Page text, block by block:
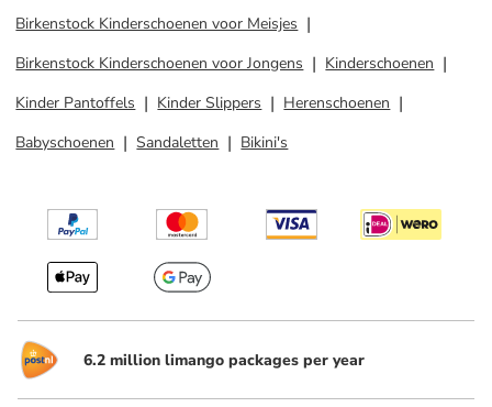
Birkenstock Kinderschoenen voor Meisjes
Birkenstock Kinderschoenen voor Jongens
Kinderschoenen
Kinder Pantoffels
Kinder Slippers
Herenschoenen
Babyschoenen
Sandaletten Bikini's
6.2 million limango packages per year